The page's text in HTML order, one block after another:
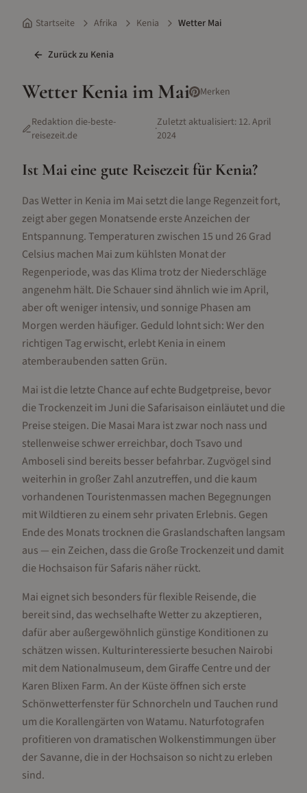
Startseite Afrika Kenia Wetter Mai
Zurück zu Kenia
WetterKeniaimMai Merken
Redaktion die-beste-
reisezeit.de
·Zuletzt aktualisiert: 12. April
2024
Ist Maieine gute Reisezeit für Kenia?
Das Wetter in Kenia im Mai setzt die lange Regenzeit fort,
zeigt aber gegen Monatsende erste Anzeichen der
Entspannung. Temperaturen zwischen 15 und 26 Grad
Celsius machen Mai zum kühlsten Monat der
Regenperiode, was das Klima trotz der Niederschläge
angenehm hält. Die Schauer sind ähnlich wie im April,
aber oft weniger intensiv, und sonnige Phasen am
Morgen werden häufiger. Geduld lohnt sich: Wer den
richtigen Tag erwischt, erlebt Kenia in einem
atemberaubenden satten Grün.
Mai ist die letzte Chance auf echte Budgetpreise, bevor
die Trockenzeit im Juni die Safarisaison einläutet und die
Preise steigen. Die Masai Mara ist zwar noch nass und
stellenweise schwer erreichbar, doch Tsavo und
Amboseli sind bereits besser befahrbar. Zugvögel sind
weiterhin in großer Zahl anzutreffen, und die kaum
vorhandenen Touristenmassen machen Begegnungen
mit Wildtieren zu einem sehr privaten Erlebnis. Gegen
Ende des Monats trocknen die Graslandschaften langsam
aus — ein Zeichen, dass die Große Trockenzeit und damit
die Hochsaison für Safaris näher rückt.
Mai eignet sich besonders für flexible Reisende, die
bereit sind, das wechselhafte Wetter zu akzeptieren,
dafür aber außergewöhnlich günstige Konditionen zu
schätzen wissen. Kulturinteressierte besuchen Nairobi
mit dem Nationalmuseum, dem Giraffe Centre und der
Karen Blixen Farm. An der Küste öffnen sich erste
Schönwetterfenster für Schnorcheln und Tauchen rund
um die Korallengärten von Watamu. Naturfotografen
profitieren von dramatischen Wolkenstimmungen über
der Savanne, die in der Hochsaison so nicht zu erleben
sind.